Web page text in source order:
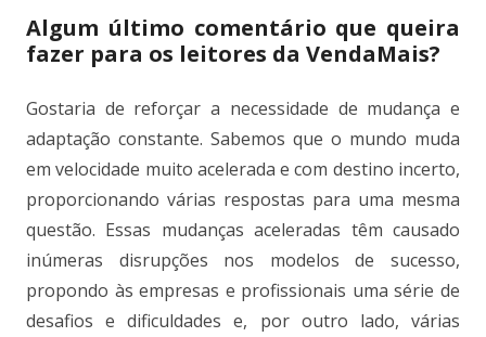
Algum último comentário que queira
fazer para os leitores da VendaMais?
Gostaria de reforçar a necessidade de mudança e
adaptação constante. Sabemos que o mundo muda
em velocidade muito acelerada e com destino incerto,
proporcionando várias respostas para uma mesma
questão. Essas mudanças aceleradas têm causado
inúmeras disrupções nos modelos de sucesso,
propondo às empresas e profissionais uma série de
desafios e dificuldades e, por outro lado, várias